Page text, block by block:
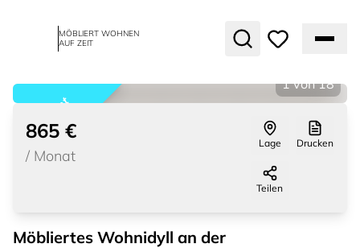
MÖBLIERT WOHNEN
AUF ZEIT
vermietet
1 von 18
865 €
/ Monat
Lage Drucken
Teilen
Möbliertes Wohnidyll an der